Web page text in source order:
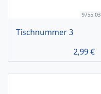
9755.03
Tischnummer 3
2,99€